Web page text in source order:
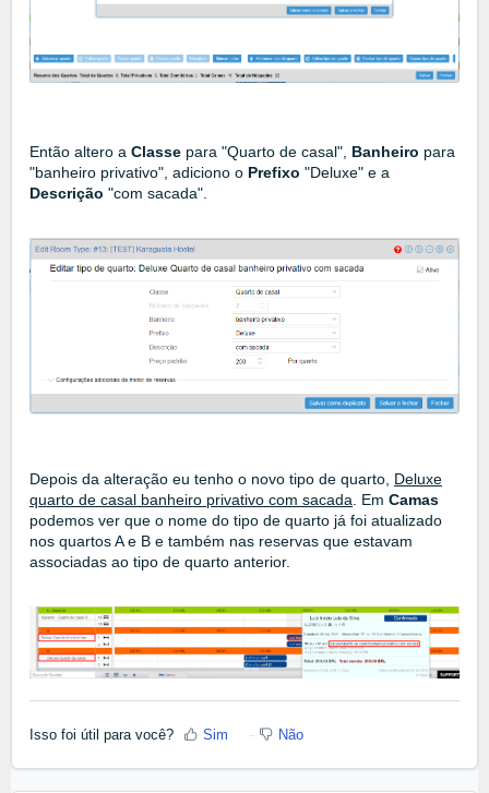
Então altero a Classe para "Quarto de casal", Banheiro para
"banheiro privativo", adiciono o Prefixo "Deluxe" e a
Descrição "com sacada".
Depois da alteração eu tenho o novo tipo de quarto, Deluxe
quarto de casal banheiro privativo com sacada . Em Camas
podemos ver que o nome do tipo de quarto já foi atualizado
nos quartos A e B e também nas reservas que estavam
associadas ao tipo de quarto anterior.
Isso foi útil para você? Sim Não